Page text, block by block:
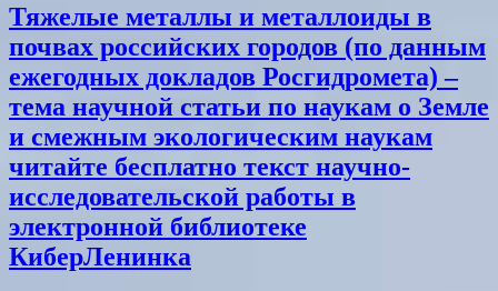
Тяжелые металлы и металлоиды в
почвах российских городов (по данным
ежегодных докладов Росгидромета) –
тема научной статьи по наукам о Земле
и смежным экологическим наукам
читайте бесплатно текст научно-
исследовательской работы в
электронной библиотеке
КиберЛенинка